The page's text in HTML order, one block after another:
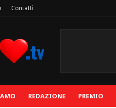
Contatti
REDAZIONE PREMIO